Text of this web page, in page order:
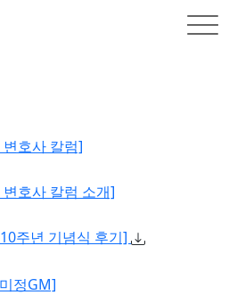
회원사뉴스
호사 칼럼]
호사 칼럼 소개]
주년 기념식 후기]
정GM]